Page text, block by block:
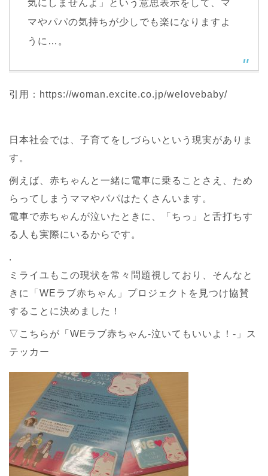
気にしませんよ」という意思表示をして、マ
マやパパの気持ちが少しでも楽になりますよ
うに…。
引用：https://woman.excite.co.jp/welovebaby/
日本社会では、子育てをしづらいという現実がありま
す。
例えば、赤ちゃんと一緒に電車に乗ることさえ、ため
らってしまうママやパパはたくさんいます。
電車で赤ちゃんが泣いたときに、「ちっ」と舌打ちす
る人も実際にいるからです。
.
ミライユもこの現状を常々問題視しており、そんなと
きに「WEラブ赤ちゃん」プロジェクトを見つけ協賛
することに決めました！
▽こちらが「WEラブ赤ちゃん-泣いてもいいよ！-」ス
テッカー